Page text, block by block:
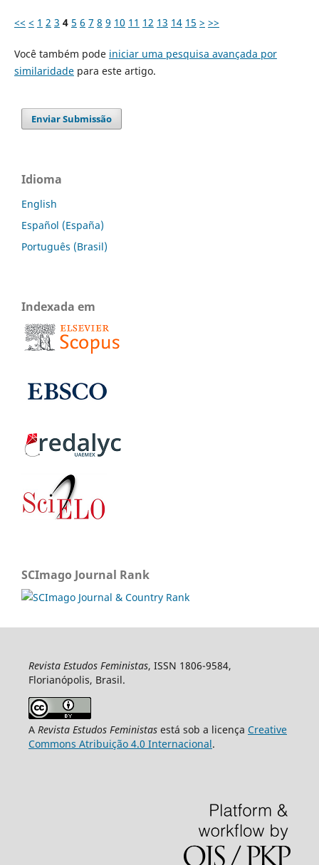
<< < 1 2 3 4 5 6 7 8 9 10 11 12 13 14 15 > >>
Você também pode iniciar uma pesquisa avançada por
similaridadepara este artigo.
Enviar Submissão
Idioma
English
Español (España)
Português (Brasil)
Indexada em
SCImago Journal Rank
Revista Estudos Feministas, ISSN 1806-9584,
Florianópolis, Brasil.
A Revista Estudos Feministasestá sob a licença Creative
Commons Atribuição 4.0 Internacional.